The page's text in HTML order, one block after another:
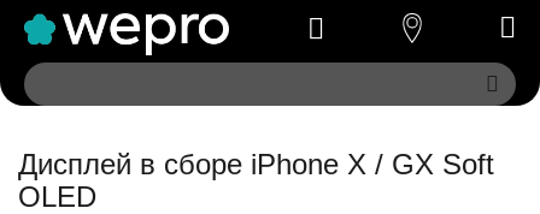
Дисплей в сборе iPhone X / GX Soft
OLED